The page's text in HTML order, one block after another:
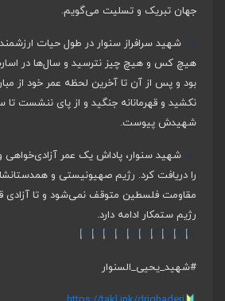
جهان تبریک و تسلیت می‌گویم.
شهید سرافراز سنوار در طول حیات
هیچ کس و هیچ چیز نترسید و سال‌ها در
بود و پس از آن تا آخرین لحظه عمر خود از
نکشید و قهرمانانه جنگید و از پای ننشست تا
شهیدش پیوست.
شهید سنوار، پاداش یک عمر آزادی‌خواهی
را دریافت کرد. رژیم صهیونیستی و
مقاومت فلسطین متوقف نمی‌شود و تا آزادی
رژیم ستمکار ادامه دارد.
#شهید_یحیی_السنوار